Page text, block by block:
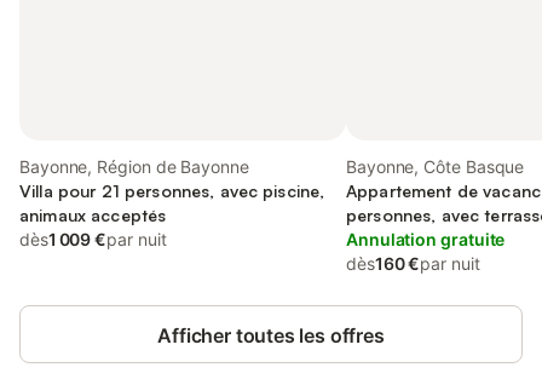
Bayonne, Région de Bayonne
Villa pour 21 personnes, avec piscine,
animaux acceptés
dès1 009 €par nuit
Bayonne, Côte Basque
Appartement de
personnes, avec
familles
Annulation gratuite
dès160 €par nuit
Afficher toutes les offres